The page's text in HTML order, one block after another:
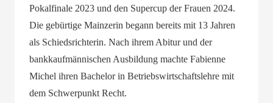
Pokalfinale 2023 und den Supercup der Frauen 2024.
Die gebürtige Mainzerin begann bereits mit 13 Jahren
als Schiedsrichterin. Nach ihrem Abitur und der
bankkaufmännischen Ausbildung machte Fabienne
Michel ihren Bachelor in Betriebswirtschaftslehre mit
dem Schwerpunkt Recht.